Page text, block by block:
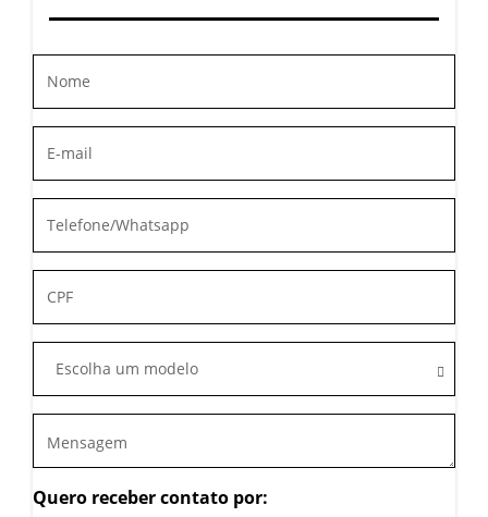
Escolha um modelo
Quero receber contato por: